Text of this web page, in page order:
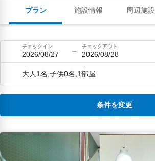
プラン 施設情報 周辺施設
チェックイン
2026/08/27
チェックアウト
2026/08/28
大人1名,子供0名,1部屋
条件を変更